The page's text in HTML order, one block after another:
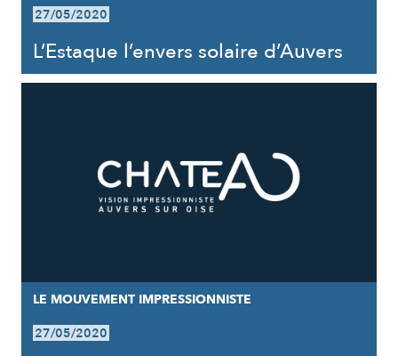
27/05/2020
L’Estaque l’envers solaire d’Auvers
LE MOUVEMENT IMPRESSIONNISTE
27/05/2020